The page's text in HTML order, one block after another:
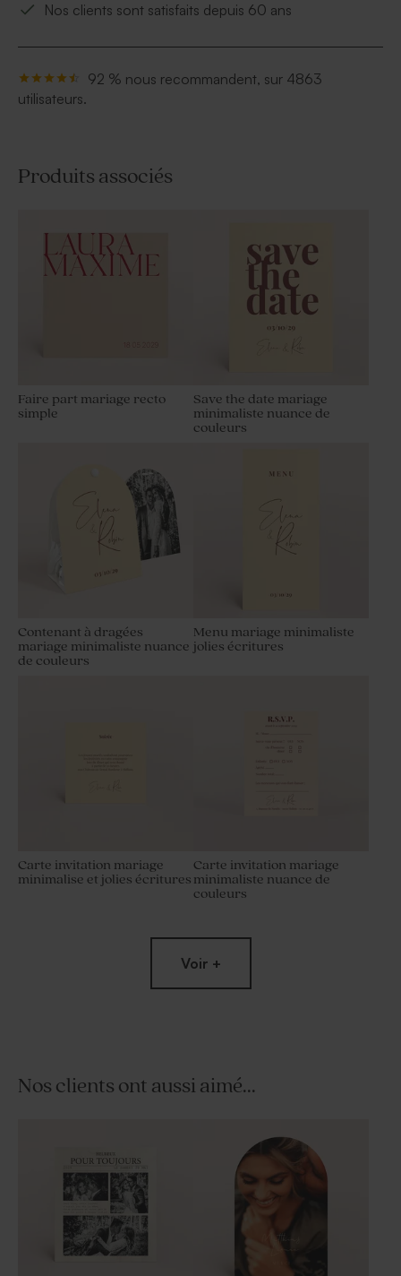
Nos clients sont satisfaits depuis 60 ans
92 % nous recommandent, sur 4863
utilisateurs.
Produits associés
Faire part mariage recto
simple
Save the date mariage
minimaliste nuance de
couleurs
Contenant à dragées
mariage minimaliste nuance
de couleurs
Menu mariage minimaliste
jolies écritures
Carte invitation mariage
minimalise et jolies écritures
Carte invitation mariage
minimaliste nuance de
couleurs
mariage minimaliste nuance
de couleurs
Voir +
Nos clients ont aussi aimé...